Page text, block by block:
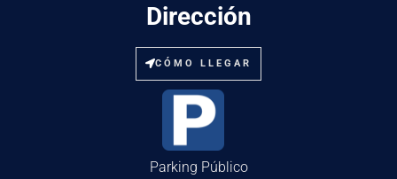
Dirección
CÓMO LLEGAR
Parking Público